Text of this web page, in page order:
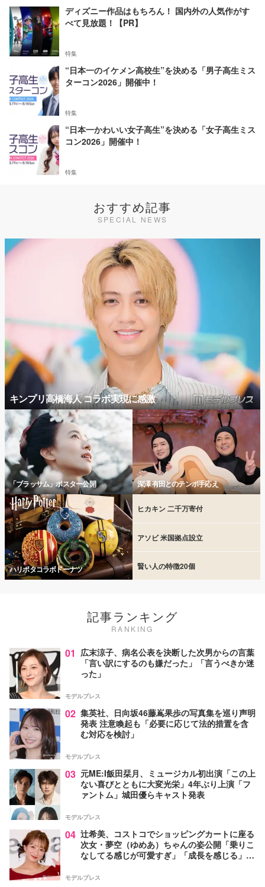
ディズニー作品はもちろん！ 国内外の人気作がす
べて見放題！【PR】
特集
“日本一のイケメン高校生”を決める「男子高生ミス
ターコン2026」開催中！
特集
“日本一かわいい女子高生”を決める「女子高生ミス
コン2026」開催中！
特集
おすすめ記事
SPECIAL NEWS
キンプリ高橋海人 コラボ実現に感激
「ブラッサム」ポスター公開 深澤 有田とのテンポ手応え
ハリポタコラボドーナツ
ヒカキン 二千万寄付
アソビ 米国拠点設立
賢い人の特徴20個
記事ランキング
RANKING
01 広末涼子、病名公表を決断した次男からの言葉
「言い訳にするのも嫌だった」「言うべきか迷
った」
モデルプレス
02 集英社、日向坂46藤嶌果歩の写真集を巡り声明
発表 注意喚起も「必要に応じて法的措置を含
む対応を検討」
モデルプレス
03 元ME:I飯田栞月、ミュージカル初出演「この上
ない喜びとともに大変光栄」4年ぶり上演「フ
ァントム」城田優らキャスト発表
モデルプレス
04 辻希美、コストコでショッピングカートに座る
次女・夢空（ゆめあ）ちゃんの姿公開「乗りこ
なしてる感じが可愛すぎ」「成長を感じる」の
モデルプレス